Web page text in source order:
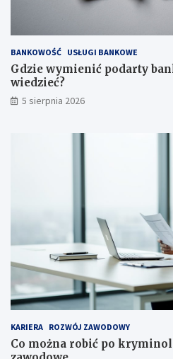
BANKOWOŚĆ USŁUGI BANKOWE
Gdzie wymienić podarty
wiedzieć?
5 sierpnia 2026
KARIERA ROZWÓJ ZAWODOWY
Co można robić po